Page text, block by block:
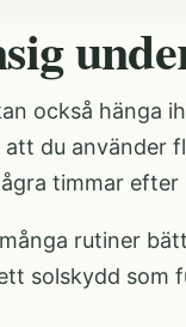
också hänga
du använder
timmar
rutiner
solskydd som